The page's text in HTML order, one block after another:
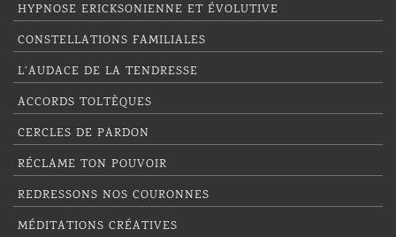
HYPNOSE ERICKSONIENNE ET ÉVOLUTIVE
CONSTELLATIONS FAMILIALES
L’AUDACE DE LA TENDRESSE
ACCORDS TOLTÈQUES
CERCLES DE PARDON
RÉCLAME TON POUVOIR
REDRESSONS NOS COURONNES
MÉDITATIONS CRÉATIVES